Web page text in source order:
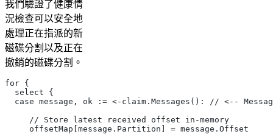
我們驗證了健康情
況檢查可以安全地
處理正在指派的新
磁碟分割以及正在
撤銷的磁碟分割。
for {
  select {
case message, ok := <-claim.Messages(): // <--
     // Store latest received offset in-memory
     offsetMap[message.Partition] = message.Offset